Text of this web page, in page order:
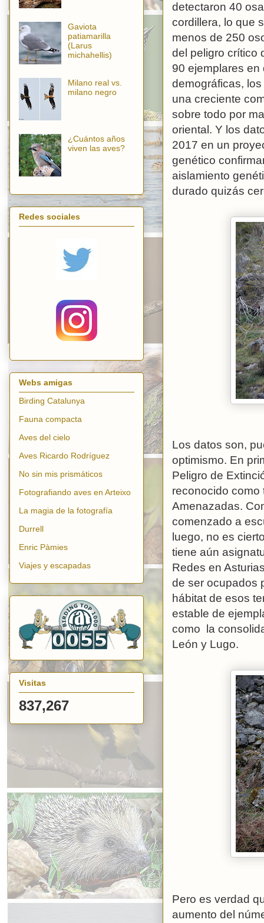
detectaron 40
cordillera, lo que
menos de 250
del peligro crítico
90 ejemplares
demográficas,
una creciente
sobre todo por
oriental. Y los
2017 en un
genético
aislamiento
durado quizás
Los datos son,
optimismo. En
Peligro de
reconocido como
Amenazadas.
comenzado a
luego, no es
tiene aún
Redes en
de ser ocupados
hábitat de esos
estable de
como la
León y Lugo.
Pero es verdad
aumento del
Gaviota
patiamarilla
(Larus
michahellis)
Milano real vs.
milano negro
¿Cuántos años
viven las aves?
Redes sociales
Webs amigas
Birding Catalunya
Fauna compacta
Aves del cielo
Aves Ricardo Rodríguez
No sin mis prismáticos
Fotografiando aves en Arteixo
La magia de la fotografía
Durrell
Enric Pàmies
Viajes y escapadas
Visitas
837,267